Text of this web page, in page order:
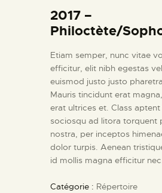
2017 –
Philoctète/
Etiam semper, nunc vitae
efficitur, elit nibh egestas
euismod justo justo
Mauris tincidunt erat
erat ultrices et. Class
sociosqu ad litora torquent
nostra, per inceptos
dolor turpis. Aenean
id mollis magna efficitur nec.
Catégorie : Répertoire